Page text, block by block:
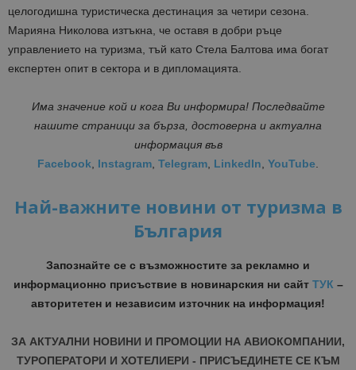
целогодишна туристическа дестинация за четири сезона.
Марияна Николова изтъкна, че оставя в добри ръце
управлението на туризма, тъй като Стела Балтова има богат
експертен опит в сектора и в дипломацията.
Има значение кой и кога Ви информира! Последвайте
нашите страници за бърза, достоверна и актуална
информация във
Facebook, Instagram, Telegram, LinkedIn, YouTube.
Най-важните новини от туризма в
България
Запознайте се с възможностите за рекламно и
информационно присъствие в новинарския ни сайт ТУК–
авторитетен и независим източник на информация!
ЗА АКТУАЛНИ НОВИНИ И ПРОМОЦИИ НА АВИОКОМПАНИИ,
ТУРОПЕРАТОРИ И ХОТЕЛИЕРИ - ПРИСЪЕДИНЕТЕ СЕ КЪМ